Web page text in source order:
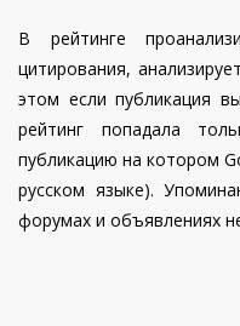
В рейтинге
цитирования,
этом если публикация
рейтинг попадала
публикацию на котором
русском языке).
форумах и объявлениях